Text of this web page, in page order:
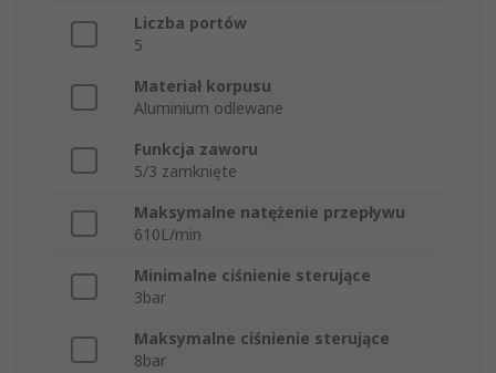
Liczba portów
5
Materiał korpusu
Aluminium odlewane
Funkcja zaworu
5/3 zamknięte
Maksymalne natężenie przepływu
610L/min
Minimalne ciśnienie sterujące
3bar
Maksymalne ciśnienie sterujące
8bar